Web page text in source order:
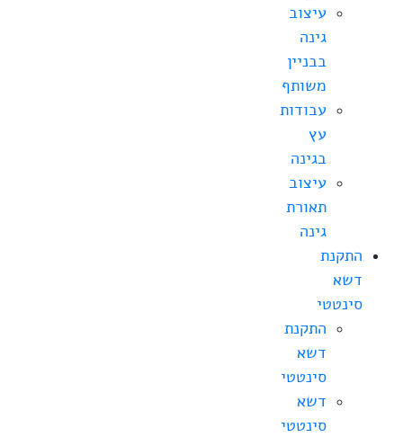
עיצוב
גינה
בבניין
משותף
עבודות
עץ
בגינה
עיצוב
תאורת
גינה
התקנת
דשא
סינטטי
התקנת
דשא
סינטטי
דשא
סינטטי